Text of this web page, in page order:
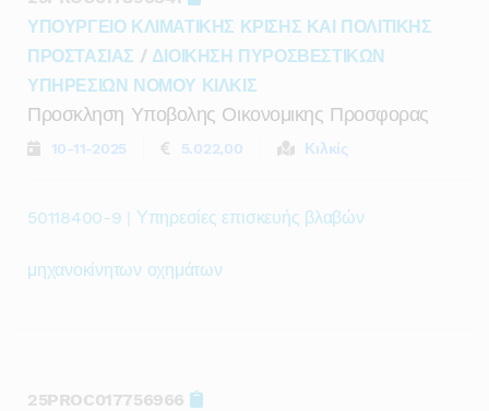
ΥΠΟΥΡΓΕΙΟ ΚΛΙΜΑΤΙΚΗΣ ΚΡΙΣΗΣ ΚΑΙ ΠΟΛΙΤΙΚΗΣ
ΠΡΟΣΤΑΣΙΑΣ / ΔΙΟΙΚΗΣΗ ΠΥΡΟΣΒΕΣΤΙΚΩΝ
ΥΠΗΡΕΣΙΩΝ ΝΟΜΟΥ ΚΙΛΚΙΣ
Προσκληση Υποβολης Οικονομικης Προσφορας
10-11-2025 5.022,00 Κιλκίς
50118400-9 | Υπηρεσίες επισκευής βλαβών
μηχανοκίνητων οχημάτων
25PROC017756966